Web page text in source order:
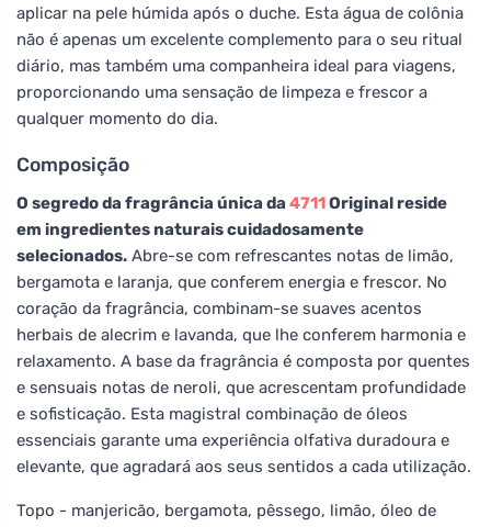
aplicar na pele húmida após o duche. Esta água de colônia
não é apenas um excelente complemento para o seu ritual
diário, mas também uma companheira ideal para viagens,
proporcionando uma sensação de limpeza e frescor a
qualquer momento do dia.
Composição
O segredo da fragrância única da 4711Original reside
em ingredientes naturais cuidadosamente
selecionados. Abre-se com refrescantes notas de limão,
bergamota e laranja, que conferem energia e frescor. No
coração da fragrância, combinam-se suaves acentos
herbais de alecrim e lavanda, que lhe conferem harmonia e
relaxamento. A base da fragrância é composta por quentes
e sensuais notas de neroli, que acrescentam profundidade
e sofisticação. Esta magistral combinação de óleos
essenciais garante uma experiência olfativa duradoura e
elevante, que agradará aos seus sentidos a cada utilização.
Topo - manjericão, bergamota, pêssego, limão, óleo de